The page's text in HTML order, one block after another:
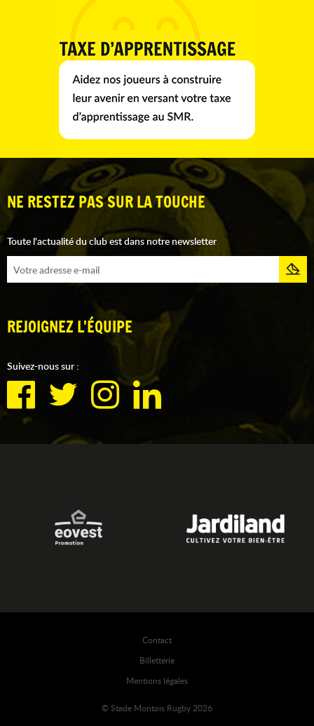
NE RESTEZ PAS SUR LA TOUCHE
Toute l'actualité du club est dans notre newsletter
REJOIGNEZ L'ÉQUIPE
Suivez-nous sur :
Contact
Billetterie
Mentions légales
© Stade Montois Rugby 2026